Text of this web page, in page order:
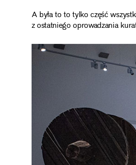
A była to to tylko część
z ostatniego oprowadzania